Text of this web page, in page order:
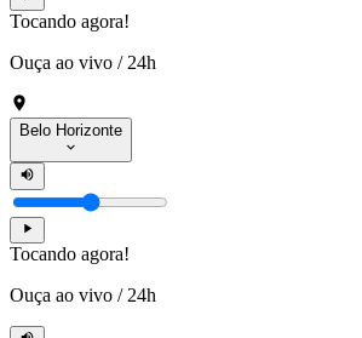
Tocando agora!
Ouça ao vivo / 24h
Belo Horizonte
Tocando agora!
Ouça ao vivo / 24h